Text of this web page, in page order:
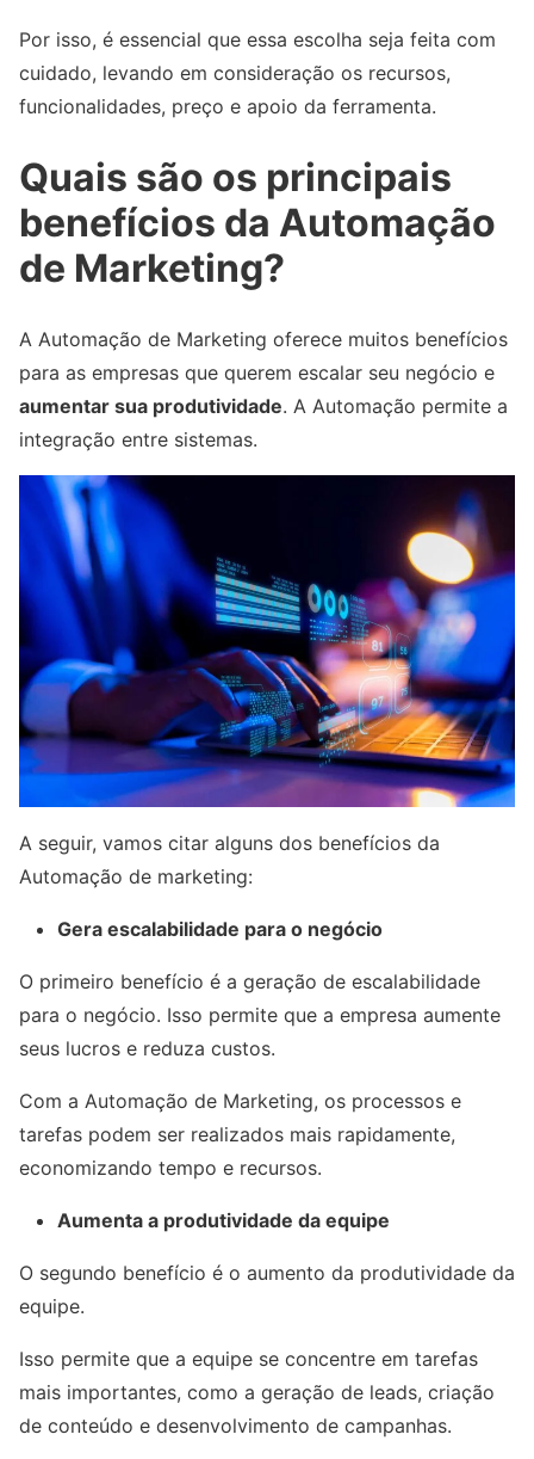
Por isso, é essencial que essa escolha seja feita com
cuidado, levando em consideração os recursos,
funcionalidades, preço e apoio da ferramenta.
Quais são os principais
benefícios da Automação
de Marketing?
A Automação de Marketing oferece muitos benefícios
para as empresas que querem escalar seu negócio e
aumentar sua produtividade. A Automação permite a
integração entre sistemas.
A seguir, vamos citar alguns dos benefícios da
Automação de marketing:
Gera escalabilidade para o negócio
O primeiro benefício é a geração de escalabilidade
para o negócio. Isso permite que a empresa aumente
seus lucros e reduza custos.
Com a Automação de Marketing, os processos e
tarefas podem ser realizados mais rapidamente,
economizando tempo e recursos.
Aumenta a produtividade da equipe
O segundo benefício é o aumento da produtividade da
equipe.
Isso permite que a equipe se concentre em tarefas
mais importantes, como a geração de leads, criação
de conteúdo e desenvolvimento de campanhas.